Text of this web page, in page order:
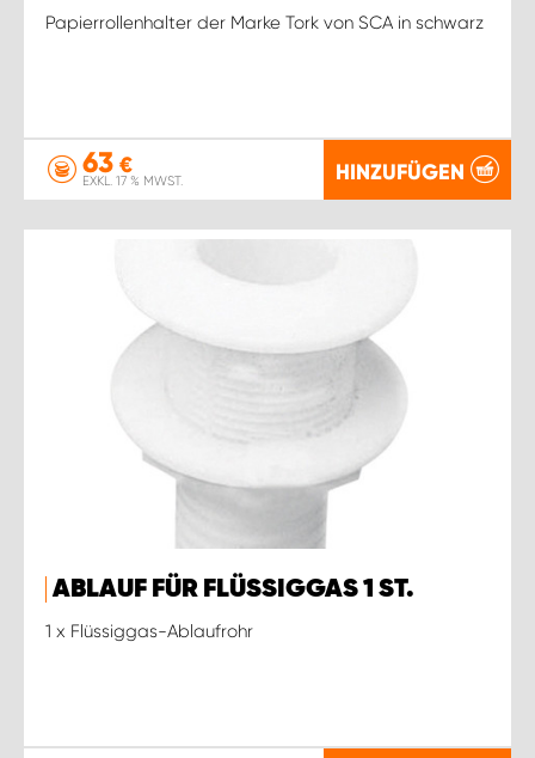
Papierrollenhalter der Marke Tork von SCA in schwarz
63 €
EXKL. 17 % MWST. HINZUFÜGEN
ABLAUF FÜR FLÜSSIGGAS 1 ST.
1 x Flüssiggas-Ablaufrohr